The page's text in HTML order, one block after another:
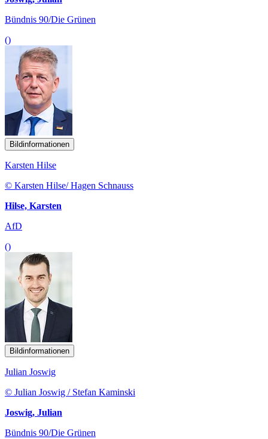
Bündnis 90/Die Grünen
()
Bildinformationen
Karsten Hilse
© Karsten Hilse/ Hagen Schnauss
Hilse, Karsten
AfD
()
Bildinformationen
Julian Joswig
© Julian Joswig / Stefan Kaminski
Joswig, Julian
Bündnis 90/Die Grünen